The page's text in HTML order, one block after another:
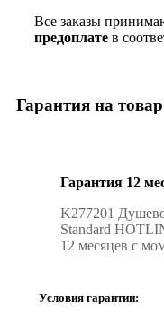
Все заказы
предоплате в
Гарантия на товар
Гарантия 12
K277201
Standard
12 месяцев с
Условия гарантии: